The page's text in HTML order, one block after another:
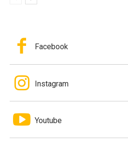
Facebook
Instagram
Youtube